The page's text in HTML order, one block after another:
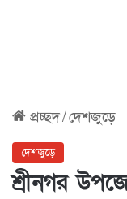
প্রচ্ছদ/দেশজুড়ে
দেশজুড়ে
শ্রীনগর